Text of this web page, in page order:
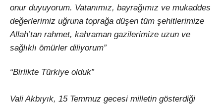
onur duyuyorum. Vatanımız, bayrağımız ve mukaddes
değerlerimiz uğruna toprağa düşen tüm şehitlerimize
Allah’tan rahmet, kahraman gazilerimize uzun ve
sağlıklı ömürler diliyorum”
“Birlikte Türkiye olduk”
Vali Akbıyık, 15 Temmuz gecesi milletin gösterdiği